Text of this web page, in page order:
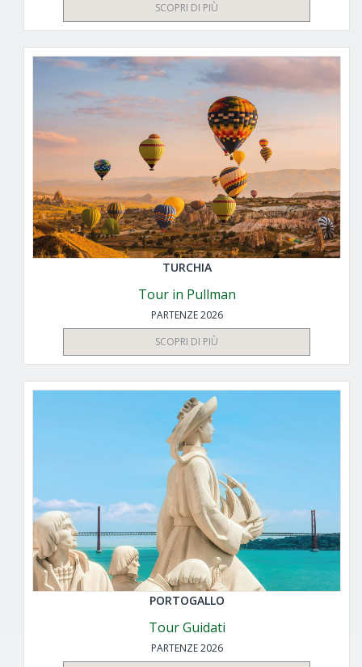
SCOPRI DI PIÙ
TURCHIA
Tour in Pullman
PARTENZE 2026
SCOPRI DI PIÙ
PORTOGALLO
Tour Guidati
PARTENZE 2026